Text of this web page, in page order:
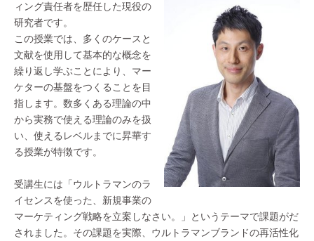
ィング責任者を歴任した現役の
研究者です。
この授業では、多くのケースと
文献を使用して基本的な概念を
繰り返し学ぶことにより、マー
ケターの基盤をつくることを目
指します。数多くある理論の中
から実務で使える理論のみを扱
い、使えるレベルまでに昇華す
る授業が特徴です。
受講生には「ウルトラマンのラ
イセンスを使った、新規事業の
マーケティング戦略を立案しなさい。」というテーマで課題がだ
されました。その課題を実際、ウルトラマンブランドの再活性化